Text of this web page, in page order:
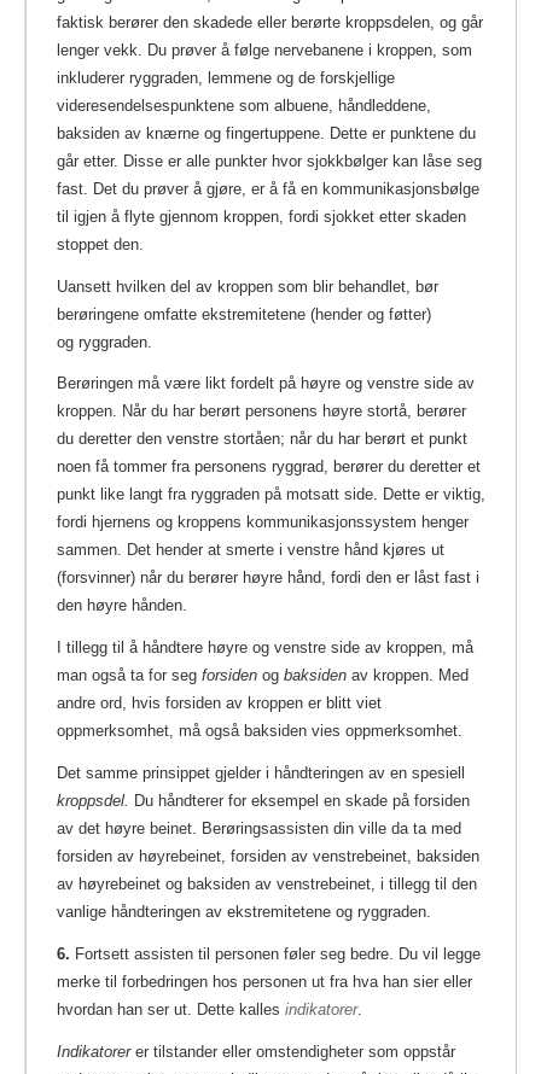
faktisk berører den skadede eller berørte kroppsdelen, og går
lenger vekk. Du prøver å følge nervebanene i kroppen, som
inkluderer ryggraden, lemmene og de forskjellige
videresendelsespunktene som albuene, håndleddene,
baksiden av knærne og fingertuppene. Dette er punktene du
går etter. Disse er alle punkter hvor sjokkbølger kan låse seg
fast. Det du prøver å gjøre, er å få en kommunikasjonsbølge
til igjen å flyte gjennom kroppen, fordi sjokket etter skaden
stoppet den.
Uansett hvilken del av kroppen som blir behandlet, bør
berøringene omfatte ekstremitetene (hender og føtter)
og ryggraden.
Berøringen må være likt fordelt på høyre og venstre side av
kroppen. Når du har berørt personens høyre stortå, berører
du deretter den venstre stortåen; når du har berørt et punkt
noen få tommer fra personens ryggrad, berører du deretter et
punkt like langt fra ryggraden på motsatt side. Dette er viktig,
fordi hjernens og kroppens kommunikasjonssystem henger
sammen. Det hender at smerte i venstre hånd kjøres ut
(forsvinner) når du berører høyre hånd, fordi den er låst fast i
den høyre hånden.
I tillegg til å håndtere høyre og venstre side av kroppen, må
man også ta for seg forsiden og baksiden av kroppen. Med
andre ord, hvis forsiden av kroppen er blitt viet
oppmerksomhet, må også baksiden vies oppmerksomhet.
Det samme prinsippet gjelder i håndteringen av en spesiell
kroppsdel. Du håndterer for eksempel en skade på forsiden
av det høyre beinet. Berøringsassisten din ville da ta med
forsiden av høyrebeinet, forsiden av venstrebeinet, baksiden
av høyrebeinet og baksiden av venstrebeinet, i tillegg til den
vanlige håndteringen av ekstremitetene og ryggraden.
6. Fortsett assisten til personen føler seg bedre. Du vil legge
merke til forbedringen hos personen ut fra hva han sier eller
hvordan han ser ut. Dette kalles indikatorer.
Indikatorerer tilstander eller omstendigheter som oppstår